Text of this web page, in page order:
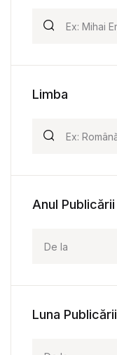
Limba
Anul Publicării
Luna Publicării